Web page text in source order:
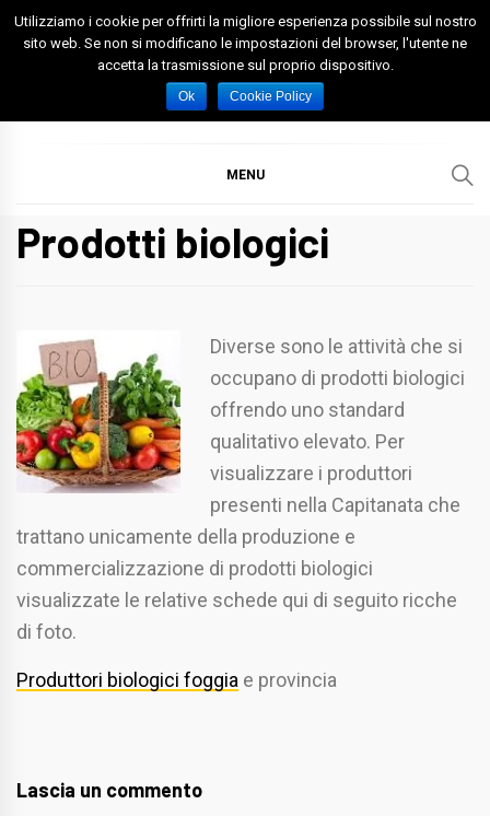
Skip
Spazio Foggia
Foggia News Calcio Eventi e Attività nella Capitanata
MENU
Prodotti biologici
Diverse sono le attività che si
occupano di prodotti biologici
offrendo uno standard
qualitativo elevato. Per
visualizzare i produttori
presenti nella Capitanata che
trattano unicamente della produzione e
commercializzazione di prodotti biologici
visualizzate le relative schede qui di seguito ricche
di foto.
Produttori biologici foggia e provincia
Lascia un commento
Utilizziamo i cookie per offrirti la migliore esperienza possibile sul nostro
sito web. Se non si modificano le impostazioni del browser, l'utente ne
accetta la trasmissione sul proprio dispositivo.
Ok Cookie Policy